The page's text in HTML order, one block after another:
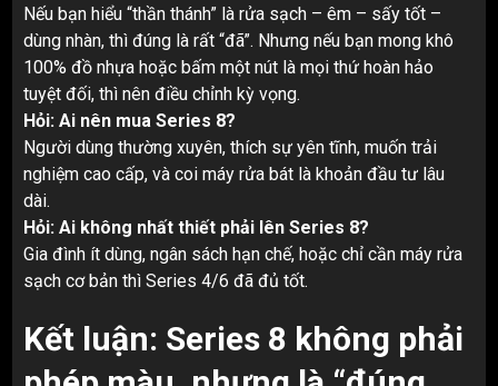
Nếu bạn hiểu “thần thánh” là rửa sạch – êm – sấy tốt –
dùng nhàn, thì đúng là rất “đã”. Nhưng nếu bạn mong khô
100% đồ nhựa hoặc bấm một nút là mọi thứ hoàn hảo
tuyệt đối, thì nên điều chỉnh kỳ vọng.
Hỏi: Ai nên mua Series 8?
Người dùng thường xuyên, thích sự yên tĩnh, muốn trải
nghiệm cao cấp, và coi máy rửa bát là khoản đầu tư lâu
dài.
Hỏi: Ai không nhất thiết phải lên Series 8?
Gia đình ít dùng, ngân sách hạn chế, hoặc chỉ cần máy rửa
sạch cơ bản thì Series 4/6 đã đủ tốt.
Kết luận: Series 8 không phải